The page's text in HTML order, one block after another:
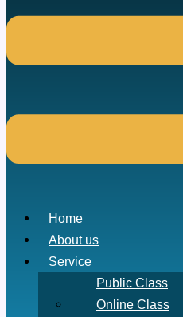
Home
About us
Service
Public Class
Online Class